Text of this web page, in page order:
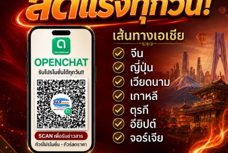
ตั้งแต่วันที่
ถึงวันที่
เฉพาะเดือน
เฉพาะเทศกาล